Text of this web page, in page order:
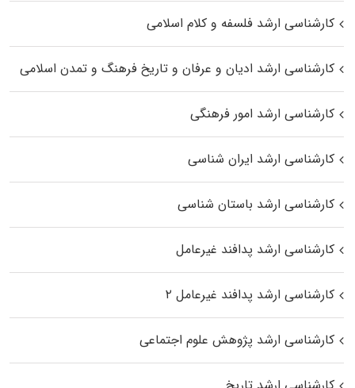
کارشناسی ارشد فلسفه و کلام اسلامی
کارشناسی ارشد ادیان و عرفان و تاریخ فرهنگ و تمدن اسلامی
کارشناسی ارشد امور فرهنگی
کارشناسی ارشد ایران شناسی
کارشناسی ارشد باستان شناسی
کارشناسی ارشد پدافند غیرعامل
کارشناسی ارشد پدافند غیرعامل ۲
کارشناسی ارشد پژوهش علوم اجتماعی